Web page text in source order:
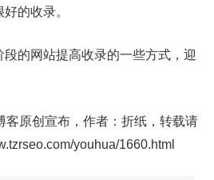
的收录。
的网站提高收录的一些方式，迎
客原创宣布，作者：折纸，转载请
youhua/1660.html